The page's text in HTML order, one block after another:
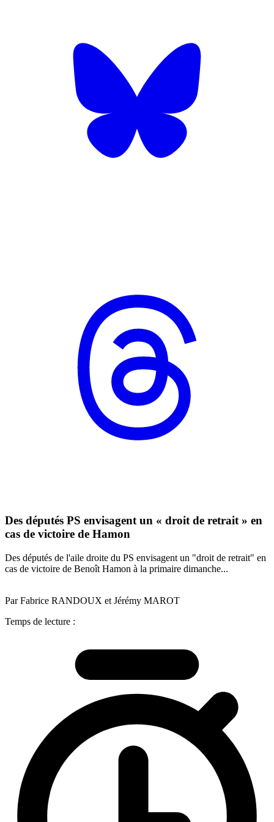
Des députés PS envisagent un « droit de retrait » en
cas de victoire de Hamon
Des députés de l'aile droite du PS envisagent un "droit de retrait" en
cas de victoire de Benoît Hamon à la primaire dimanche...
Par Fabrice RANDOUX et Jérémy MAROT
Temps de lecture :